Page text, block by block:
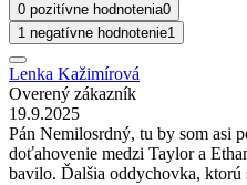
0 pozitívne hodnotenia0
1 negatívne hodnotenie1
Lenka Kažimírová
Overený zákazník
19.9.2025
Pán Nemilosrdný, tu by som asi
doťahovenie medzi Taylor a
bavilo. Ďalšia oddychovka, ktorú